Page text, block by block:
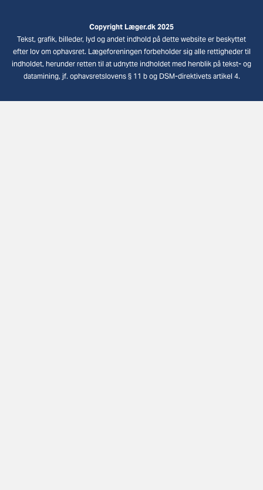
Copyright Læger.dk 2025
Tekst, grafik, billeder, lyd og andet indhold på dette website er beskyttet
efter lov om ophavsret. Lægeforeningen forbeholder sig alle rettigheder til
indholdet, herunder retten til at udnytte indholdet med henblik på tekst- og
datamining, jf. ophavsretslovens § 11 b og DSM-direktivets artikel 4.